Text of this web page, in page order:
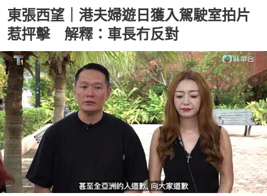
東張西望｜港夫婦遊日獲入駕駛室拍片
惹抨擊 解釋：車長冇反對